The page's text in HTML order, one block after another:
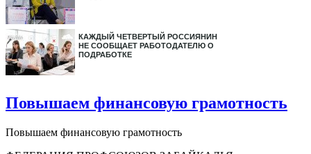
КАЖДЫЙ ЧЕТВЕРТЫЙ РОССИЯНИН
НЕ СООБЩАЕТ РАБОТОДАТЕЛЮ О
ПОДРАБОТКЕ
Повышаем финансовую грамотность
Повышаем финансовую грамотность